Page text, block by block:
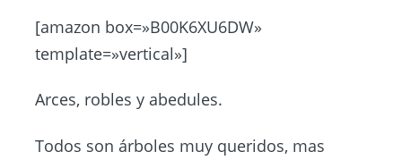
[amazon box=»B00K6XU6DW»
template=»vertical»]
Arces, robles y abedules.
Todos son árboles muy queridos, mas